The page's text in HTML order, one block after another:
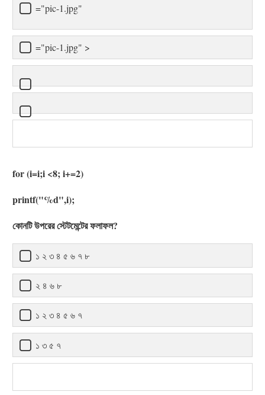
="pic-1.jpg"
="pic-1.jpg" >
for (i=i;i <8; i+=2)
printf("%d",i);
কোনটি উপরের স্টেটমেন্টের ফলাফল?
১ ২ ৩ ৪ ৫ ৬ ৭ ৮
২ ৪ ৬ ৮
১ ২ ৩ ৪ ৫ ৬ ৭
১ ৩ ৫ ৭